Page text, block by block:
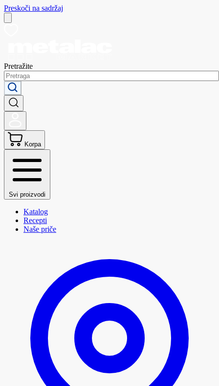
Preskoči na sadržaj
Pretražite
Korpa
Svi proizvodi
Katalog
Recepti
Naše priče